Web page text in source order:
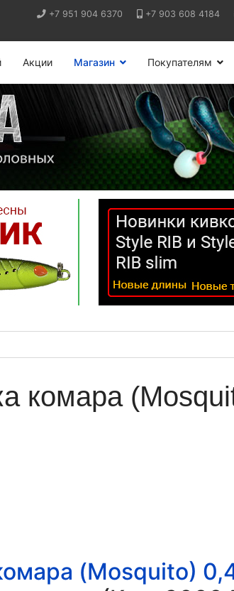
+7 951 904 6370 +7 903 608 4184
Акции Магазин Покупателям
комара
(Mosquito)